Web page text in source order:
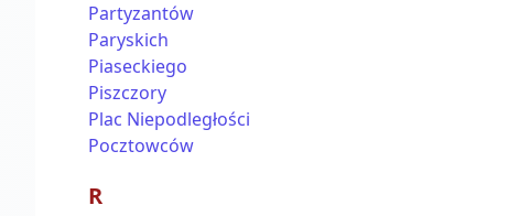
Partyzantów
Paryskich
Piaseckiego
Piszczory
Plac Niepodległości
Pocztowców
R